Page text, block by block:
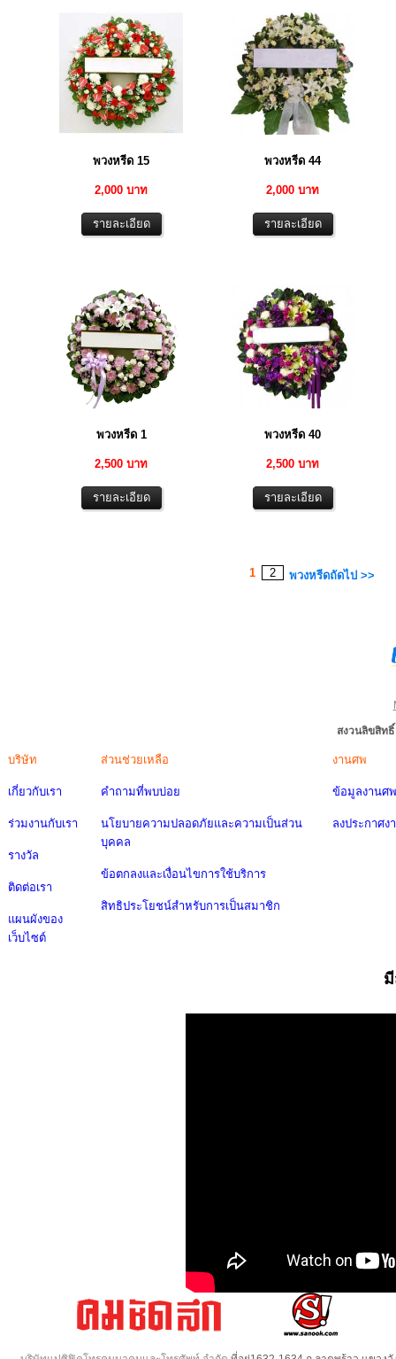
พวงหรีด 15
2,000 บาท
พวงหรีด 44
2,000 บาท
พวงหรีด 1
2,500 บาท
พวงหรีด 40
2,500 บาท
1 2 พวงหรีดถัดไป >>
สงวนลิขสิท
บริษัท
เกี่ยวกับเรา
ร่วมงานกับเรา
รางวัล
ติดต่อเรา
แผนผังของ
เว็บไซต์
ส่วนช่วยเหลือ
คำถามที่พบบ่อย
นโยบายความปลอดภัยและความเป็นส่วน
บุคคล
ข้อตกลงและเงื่อนไขการใช้บริการ
สิทธิประโยชน์สำหรับการเป็นสมาชิก
งานศพ
ข้อมูลงานศพ
ลงประกาศง